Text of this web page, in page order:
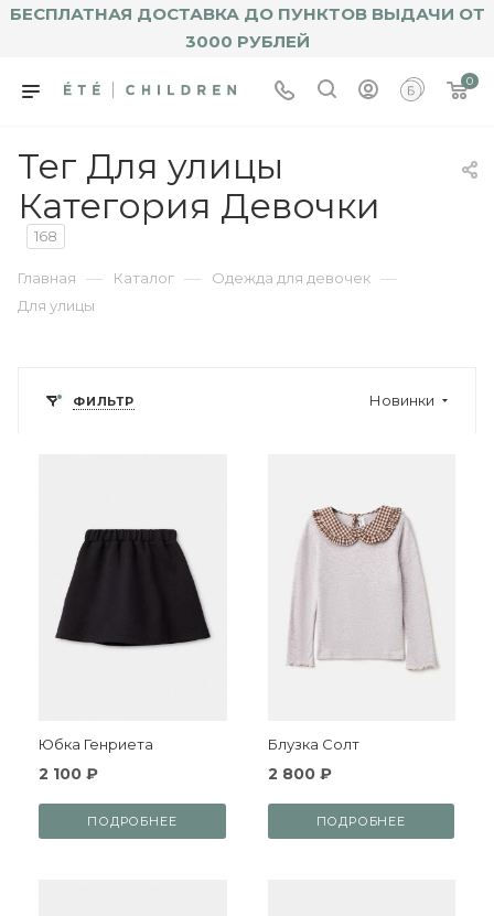
БЕСПЛАТНАЯ ДОСТАВКА ДО ПУНКТОВ ВЫДАЧИ ОТ
3000 РУБЛЕЙ
0
Тег Для улицы
Категория Девочки
168
Главная — Каталог — Одежда для девочек —
Для улицы
ФИЛЬТР Новинки
Юбка Генриета
2 100 ₽
ПОДРОБНЕЕ
Блузка Солт
2 800 ₽
ПОДРОБНЕЕ